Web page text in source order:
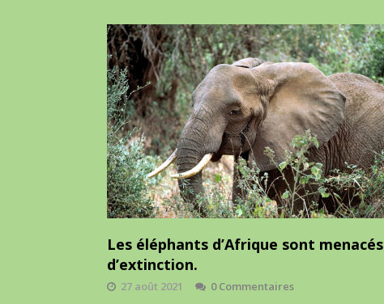
Les éléphants d’Afrique sont menacés
d’extinction.
27 août 2021
0 Commentaires